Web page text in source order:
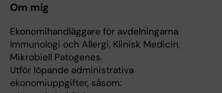
Om mig
Ekonomihandläggare för avdelningarna
Immunologi och Allergi, Klinisk Medicin,
Mikrobiell Patogenes.
Utför löpande administrativa
ekonomiuppgifter, såsom: